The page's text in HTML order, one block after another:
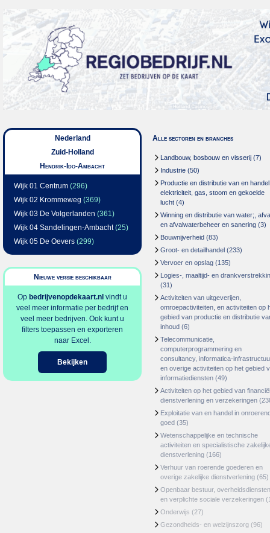
Nederland
Zuid-Holland
Hendrik-Ido-Ambacht
Wijk 01 Centrum (296)
Wijk 02 Krommeweg (369)
Wijk 03 De Volgerlanden (361)
Wijk 04 Sandelingen-Ambacht(25)
Wijk 05 De Oevers (299)
Nieuwe versie beschikbaar
Op bedrijvenopdekaart.nl vindt u
veel meer informatie per bedrijf en
veel meer bedrijven. Ook kunt u
filters toepassen en exporteren
naar Excel.
Bekijken
Alle sectoren en branches
Landbouw, bosbouw en visserij (7)
Industrie (50)
Productie en distributie van en
elektriciteit, gas, stoom en gekoelde
lucht (4)
Winning en distributie van water;,
en afvalwaterbeheer en sanering (3)
Bouwnijverheid (83)
Groot- en detailhandel (233)
Vervoer en opslag (135)
Logies-, maaltijd- en
(31)
Activiteiten van uitgeverijen,
omroepactiviteiten, en activiteiten op
gebied van productie en distributie
inhoud (6)
Telecommunicatie,
computerprogrammering en
consultancy, informatica-
en overige activiteiten op het gebied
informatiediensten (49)
Activiteiten op het gebied van
dienstverlening en verzekeringen
Exploitatie van en handel in
goed (35)
Wetenschappelijke en technische
activiteiten en specialistische
dienstverlening (166)
Verhuur van roerende goederen en
overige zakelijke dienstverlening (65)
Openbaar bestuur, overheidsdiensten
en verplichte sociale verzekeringen
Onderwijs (27)
Gezondheids- en welzijnszorg (96)